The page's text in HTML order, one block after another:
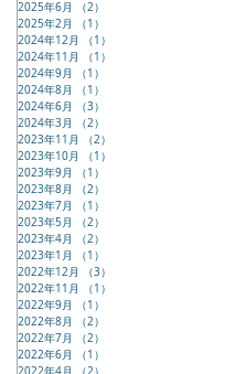
2025年6月
（2）
2025年2月
（1）
2024年12月
（1）
2024年11月
（1）
2024年9月
（1）
2024年8月
（1）
2024年6月
（3）
2024年3月
（2）
2023年11月
（2）
2023年10月
（1）
2023年9月
（1）
2023年8月
（2）
2023年7月
（1）
2023年5月
（2）
2023年4月
（2）
2023年1月
（1）
2022年12月
（3）
2022年11月
（1）
2022年9月
（1）
2022年8月
（2）
2022年7月
（2）
2022年6月
（1）
2022年4月
（2）